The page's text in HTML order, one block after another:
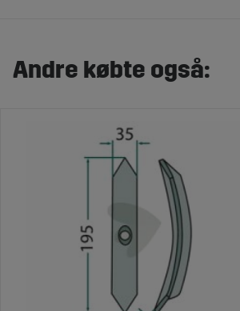
Andre købte også: